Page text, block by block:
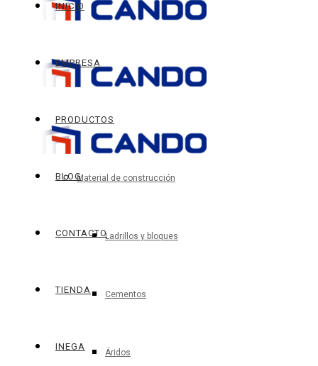
INICIO
EMPRESA
PRODUCTOS
Material de construcción
Ladrillos y bloques
Cementos
Áridos
BLOG
CONTACTO
TIENDA
INEGA